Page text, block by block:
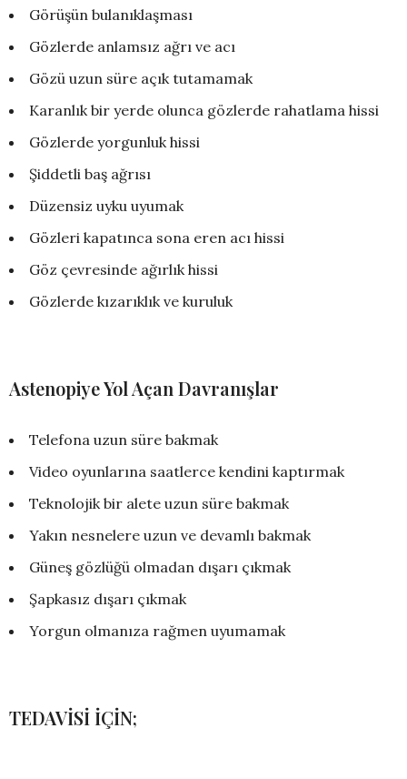
Görüşün bulanıklaşması
Gözlerde anlamsız ağrı ve acı
Gözü uzun süre açık tutamamak
Karanlık bir yerde olunca gözlerde rahatlama hissi
Gözlerde yorgunluk hissi
Şiddetli baş ağrısı
Düzensiz uyku uyumak
Gözleri kapatınca sona eren acı hissi
Göz çevresinde ağırlık hissi
Gözlerde kızarıklık ve kuruluk
Astenopiye Yol Açan Davranışlar
Telefona uzun süre bakmak
Video oyunlarına saatlerce kendini kaptırmak
Teknolojik bir alete uzun süre bakmak
Yakın nesnelere uzun ve devamlı bakmak
Güneş gözlüğü olmadan dışarı çıkmak
Şapkasız dışarı çıkmak
Yorgun olmanıza rağmen uyumamak
TEDAVİSİ İÇİN;